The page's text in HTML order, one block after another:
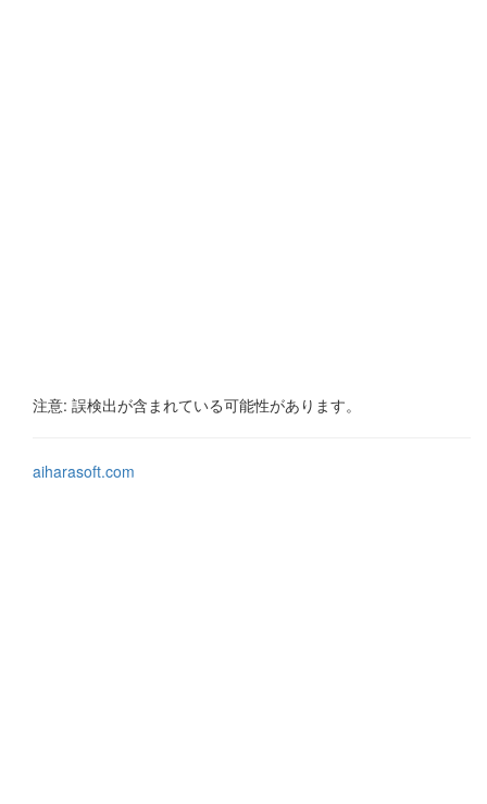
注意: 誤検出が含まれている可能性があります。
aiharasoft.com